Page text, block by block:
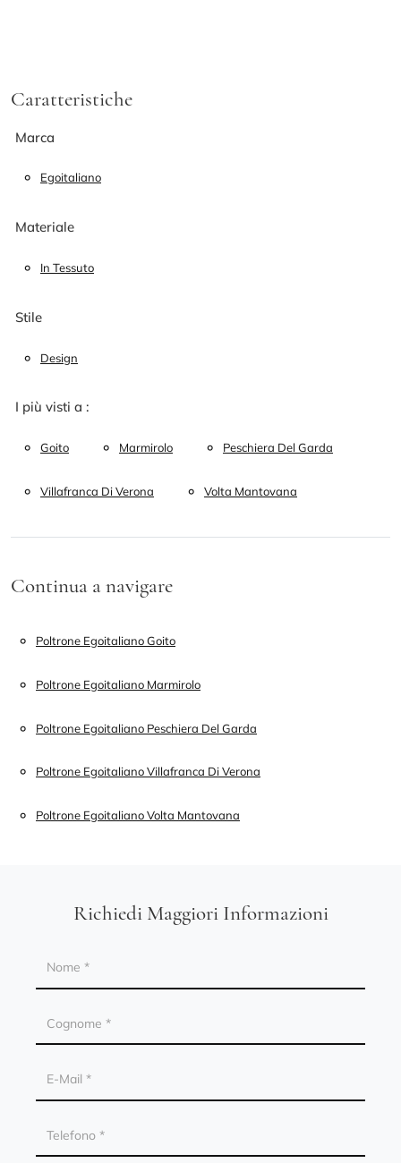
Caratteristiche
Marca
Egoitaliano
Materiale
In Tessuto
Stile
Design
I più visti a :
Goito Marmirolo Peschiera Del Garda
Villafranca Di Verona Volta Mantovana
Continua a navigare
Poltrone Egoitaliano Goito
Poltrone Egoitaliano Marmirolo
Poltrone Egoitaliano Peschiera Del Garda
Poltrone Egoitaliano Villafranca Di Verona
Poltrone Egoitaliano Volta Mantovana
Richiedi Maggiori Informazioni